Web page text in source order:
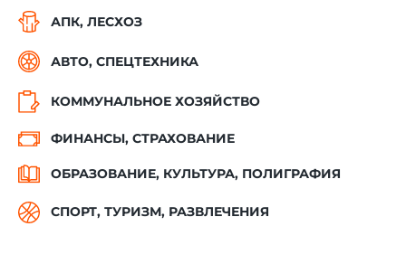
АПК, ЛЕСХОЗ
АВТО, СПЕЦТЕХНИКА
КОММУНАЛЬНОЕ ХОЗЯЙСТВО
ФИНАНСЫ, СТРАХОВАНИЕ
ОБРАЗОВАНИЕ, КУЛЬТУРА, ПОЛИГРАФИЯ
СПОРТ, ТУРИЗМ, РАЗВЛЕЧЕНИЯ